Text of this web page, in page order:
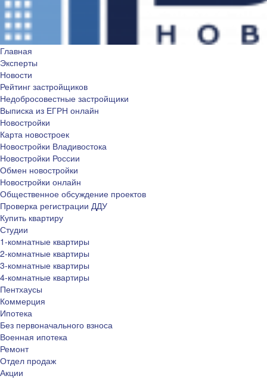
Главная
Эксперты
Новости
Рейтинг застройщиков
Недобросовестные застройщики
Выписка из ЕГРН онлайн
Новостройки
Карта новостроек
Новостройки Владивостока
Новостройки России
Обмен новостройки
Новостройки онлайн
Общественное обсуждение проектов
Проверка регистрации ДДУ
Купить квартиру
Студии
1-комнатные квартиры
2-комнатные квартиры
3-комнатные квартиры
4-комнатные квартиры
Пентхаусы
Коммерция
Ипотека
Без первоначального взноса
Военная ипотека
Ремонт
Отдел продаж
Акции